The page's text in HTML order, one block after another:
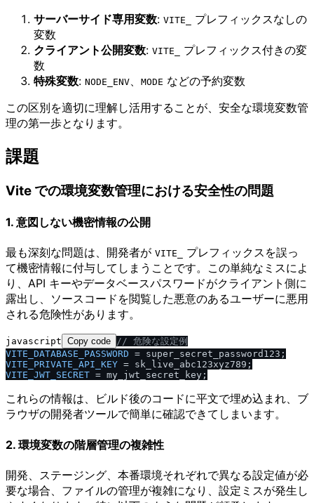
サーバーサイド専用変数: VITE_
プレフィックスなしの
変数
クライアント公開変数: VITE_
プレフィックス付きの変
数
特殊変数: NODE_ENV MODE などの予約変数
この区別を適切に理解し活用することが、安全な環境変数管
理の第一歩となります。
課題
Vite での環境変数管理における安全性の問題
1. 意図しない機密情報の公開
最も深刻な問題は、開発者が VITE_
プレフィックスを誤っ
て機密情報に付与してしまうことです。この単純なミスによ
り、API キーやデータベースパスワードがクライアント側に
露出し、ソースコードを閲覧した悪意のあるユーザーに悪用
される危険性があります。
javascript Copy code // 危険な設定例
VITE_DATABASE_PASSWORD
VITE_PRIVATE_API_KEY
VITE_JWT_SECRET
これらの情報は、ビルド後のコードに平文で埋め込まれ、ブ
ラウザの開発者ツールで簡単に確認できてしまいます。
2. 環境変数の階層管理の複雑性
開発、ステージング、本番環境それぞれで異なる設定値が必
要な場合、ファイルの管理が複雑になり、設定ミスが発生し